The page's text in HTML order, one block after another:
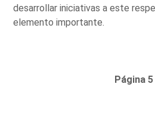
desarrollar iniciativas a este
elemento importante.
Página 5